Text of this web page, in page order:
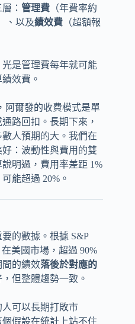
： 管理費 （年費率約
、以及績效費 （超額報
是管理費每年就可能
效費。
阿爾發的收費模式是單
路回扣。長期下來，
人預期的大。我們在
好：波動性與費用的雙
明過，費用率差距 1%
能超過 20%。
的數據。根據 S&P
在美國市場，超過 90%
間的績效落後於對應的
但整體趨勢一致。
可以長期打敗市
假設在統計上站不住